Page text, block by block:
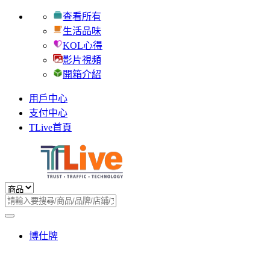
查看所有
生活品味
KOL心得
影片視頻
開箱介紹
用戶中心
支付中心
TLive首頁
博仕牌